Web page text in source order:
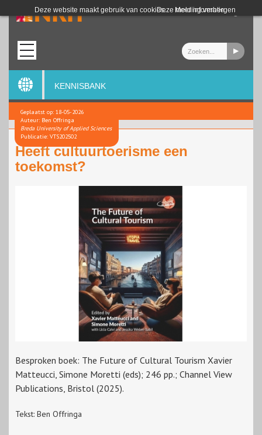
Deze website maakt gebruik van cookies. Meer informatie
Deze melding verbergen
Login
KENNISBANK
Geplaatst op: 18-05-2026
Auteur: Ben Offringa
Breda University of Applied Sciences
Publicatie: VTS202502
Heeft cultuurtoerisme een
toekomst?
Besproken boek: The Future of Cultural Tourism Xavier
Matteucci, Simone Moretti (eds); 246 pp.; Channel View
Publications, Bristol (2025).
Tekst: Ben Offringa